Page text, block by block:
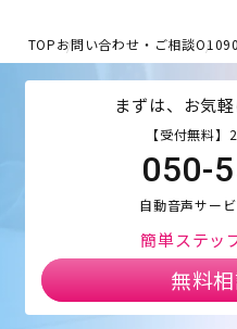
TOPお問い合わせ・ご相談
まずは、お気
【受付無料
050-
自動音声サー
簡単ステッ
無料